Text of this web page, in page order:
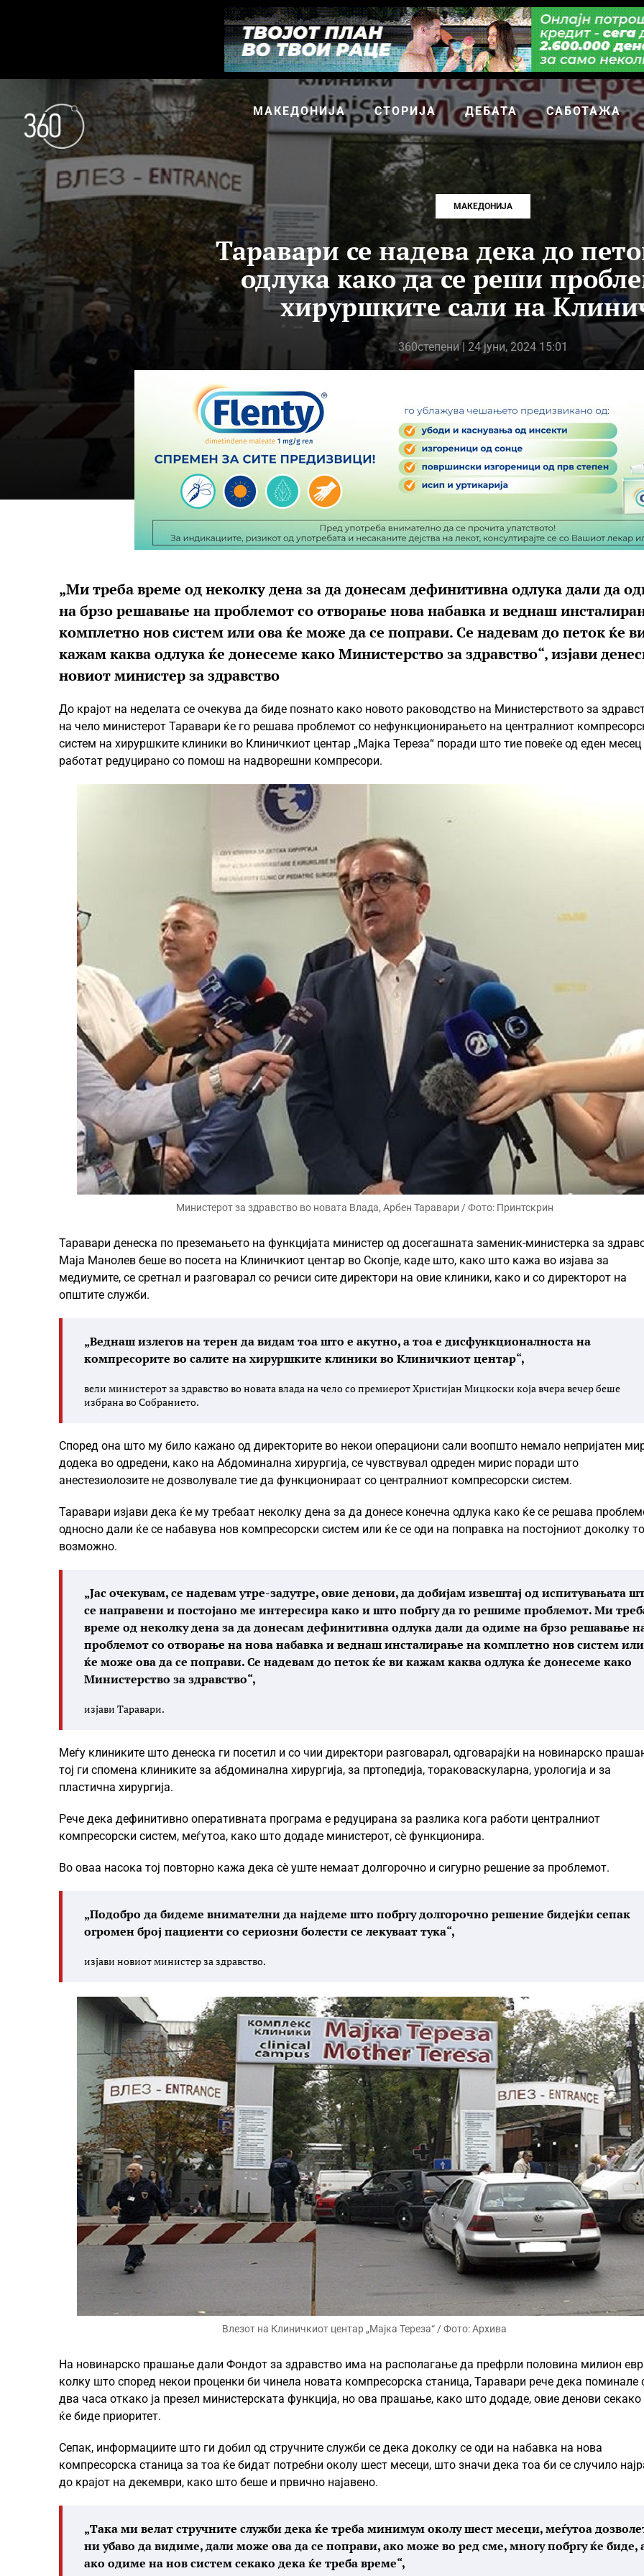
МАКЕДОНИЈА СТОРИЈА ДЕБАТА САБОТАЖА
МАКЕДОНИЈА
Таравари се надева дека до
одлука како да се реши
хируршките сали на
360степени| 24 јуни, 2024 15:01
„Ми треба време од неколку дена за да донесам дефинитивна одлука дали да
на брзо решавање на проблемот со отворање нова набавка и веднаш
комплетно нов систем или ова ќе може да се поправи. Се надевам до петок ќе
кажам каква одлука ќе донесеме како Министерство за здравство“, изјави
новиот министер за здравство
До крајот на неделата се очекува да биде познато како новото раководство на Министерството за
на чело министерот Таравари ќе го решава проблемот со нефункционирањето на централниот
систем на хируршките клиники во Клиничкиот центар „Мајка Тереза“ поради што тие повеќе од еден месец
работат редуцирано со помош на надворешни компресори.
Министерот за здравство во новата Влада, Арбен Таравари / Фото: Принтскрин
Таравари денеска по преземањето на функцијата министер од досегашната заменик-министерка за
Маја Манолев беше во посета на Клиничкиот центар во Скопје, каде што, како што кажа во изјава за
медиумите, се сретнал и разговарал со речиси сите директори на овие клиники, како и со директорот на
општите служби.
„Веднаш излегов на терен да видам тоа што е акутно, а тоа е дисфункционалноста на
компресорите во салите на хируршките клиники во Клиничкиот центар“,
вели министерот за здравство во новата влада на чело со премиерот Христијан Мицкоски која вчера вечер беше
избрана во Собранието.
Според она што му било кажано од директорите во некои операциони сали воопшто немало непријатен
додека во одредени, како на Абдоминална хирургија, се чувствувал одреден мирис поради што
анестезиолозите не дозволувале тие да функционираат со централниот компресорски систем.
Таравари изјави дека ќе му требаат неколку дена за да донесе конечна одлука како ќе се решава
односно дали ќе се набавува нов компресорски систем или ќе се оди на поправка на постојниот доколку
возможно.
„Јас очекувам, се надевам утре-задутре, овие денови, да добијам извештај од испитувањата
се направени и постојано ме интересира како и што побргу да го решиме проблемот. Ми
време од неколку дена за да донесам дефинитивна одлука дали да одиме на брзо решавање
проблемот со отворање на нова набавка и веднаш инсталирање на комплетно нов систем или
ќе може ова да се поправи. Се надевам до петок ќе ви кажам каква одлука ќе донесеме како
Министерство за здравство“,
изјави Таравари.
Меѓу клиниките што денеска ги посетил и со чии директори разговарал, одговарајќи на новинарско
тој ги спомена клиниките за абдоминална хирургија, за пртопедија, тораковаскуларна, урологија и за
пластична хирургија.
Рече дека дефинитивно оперативната програма е редуцирана за разлика кога работи централниот
компресорски систем, меѓутоа, како што додаде министерот, сè функционира.
Во оваа насока тој повторно кажа дека сè уште немаат долгорочно и сигурно решение за проблемот.
„Подобро да бидеме внимателни да најдеме што побргу долгорочно решение бидејќи сепак
огромен број пациенти со сериозни болести се лекуваат тука“,
изјави новиот министер за здравство.
Влезот на Клиничкиот центар „Мајка Тереза“ / Фото: Архива
На новинарско прашање дали Фондот за здравство има на располагање да префрли половина милион
колку што според некои проценки би чинела новата компресорска станица, Таравари рече дека поминале
два часа откако ја презел министерската функција, но ова прашање, како што додаде, овие денови секако
ќе биде приоритет.
Сепак, информациите што ги добил од стручните служби се дека доколку се оди на набавка на нова
компресорска станица за тоа ќе бидат потребни околу шест месеци, што значи дека тоа би се случило
до крајот на декември, како што беше и првично најавено.
„Така ми велат стручните служби дека ќе треба минимум околу шест месеци, меѓутоа
ни убаво да видиме, дали може ова да се поправи, ако може во ред сме, многу побргу ќе биде,
ако одиме на нов систем секако дека ќе треба време“,